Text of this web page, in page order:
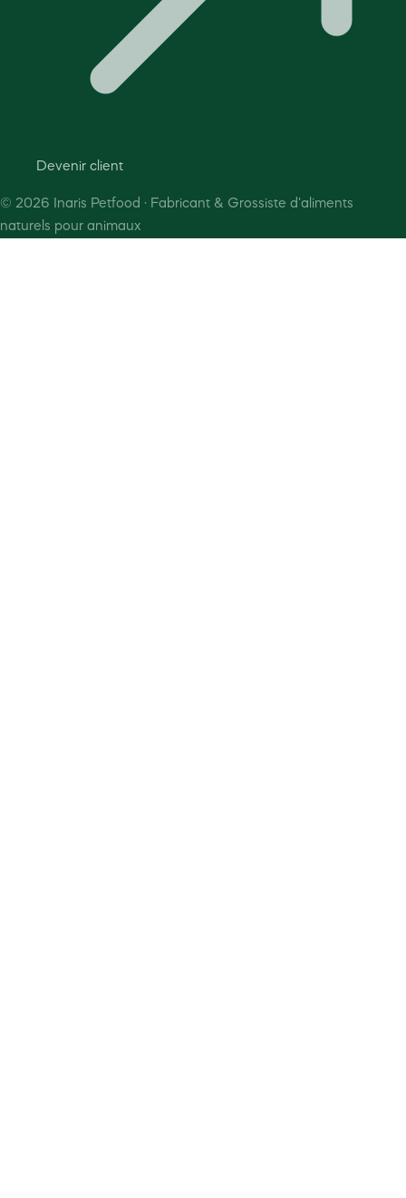
Devenir client
© 2026 Inaris Petfood · Fabricant & Grossiste d'aliments
naturels pour animaux